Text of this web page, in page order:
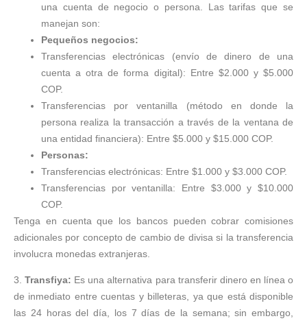
una cuenta de negocio o persona. Las tarifas que se
manejan son:
Pequeños negocios:
Transferencias electrónicas (envío de dinero de una
cuenta a otra de forma digital): Entre $2.000 y $5.000
COP.
Transferencias por ventanilla (método en donde la
persona realiza la transacción a través de la ventana de
una entidad financiera): Entre $5.000 y $15.000 COP.
Personas:
Transferencias electrónicas: Entre $1.000 y $3.000 COP.
Transferencias por ventanilla: Entre $3.000 y $10.000
COP.
Tenga en cuenta que los bancos pueden cobrar comisiones
adicionales por concepto de cambio de divisa si la transferencia
involucra monedas extranjeras.
3.Transfiya: Es una alternativa para transferir dinero en línea o
de inmediato entre cuentas y billeteras, ya que está disponible
las 24 horas del día, los 7 días de la semana; sin embargo,